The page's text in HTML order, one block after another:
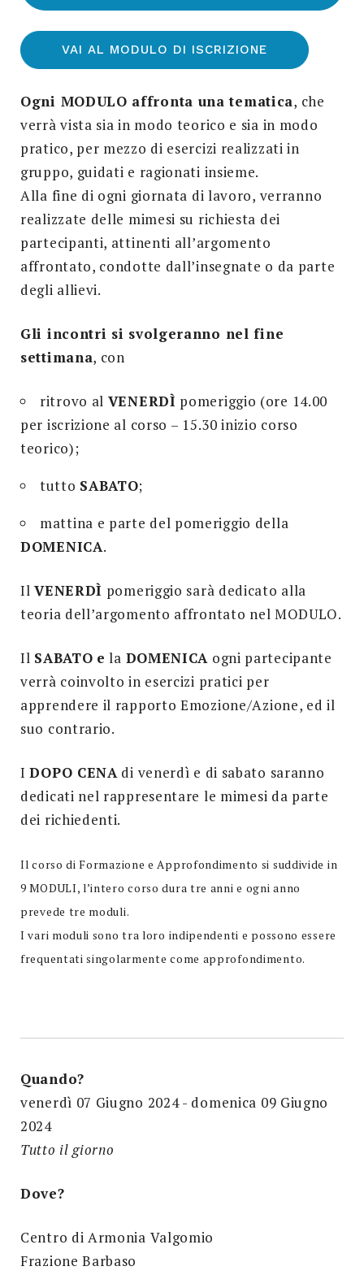
VAI AL MODULO DI ISCRIZIONE
Ogni MODULO affronta una tematica, che
verrà vista sia in modo teorico e sia in modo
pratico, per mezzo di esercizi realizzati in
gruppo, guidati e ragionati insieme.
Alla fine di ogni giornata di lavoro, verranno
realizzate delle mimesi su richiesta dei
partecipanti, attinenti all’argomento
affrontato, condotte dall’insegnate o da parte
degli allievi.
Gli incontri si svolgeranno nel fine
settimana, con
ritrovo al VENERDÌ pomeriggio (ore 14.00
per iscrizione al corso – 15.30 inizio corso
teorico);
tutto SABATO;
mattina e parte del pomeriggio della
DOMENICA.
IlVENERDÌ pomeriggio sarà dedicato alla
teoria dell’argomento affrontato nel MODULO.
Il SABATO e la DOMENICA ogni partecipante
verrà coinvolto in esercizi pratici per
apprendere il rapporto Emozione/Azione, ed il
suo contrario.
IDOPO CENAdi venerdì e di sabato saranno
dedicati nel rappresentare le mimesi da parte
dei richiedenti.
Il corso di Formazione e Approfondimento si suddivide in
9 MODULI, l’intero corso dura tre anni e ogni anno
prevede tre moduli.
I vari moduli sono tra loro indipendenti e possono essere
frequentati singolarmente come approfondimento.
Quando?
venerdì 07 Giugno 2024 - domenica 09 Giugno
2024
Tutto il giorno
Dove?
Centro di Armonia Valgomio
Frazione Barbaso